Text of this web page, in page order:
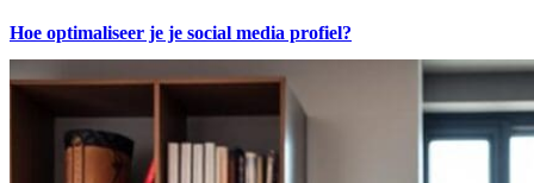
Hoe optimaliseer je je social media profiel?